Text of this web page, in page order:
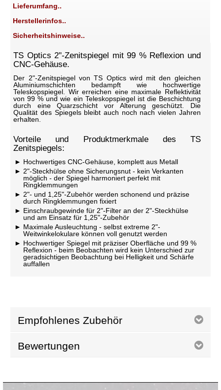
Lieferumfang..
Herstellerinfos..
Sicherheitshinweise..
TS Optics 2"-Zenitspiegel mit 99 % Reflexion und
CNC-Gehäuse.
Der 2"-Zenitspiegel von TS Optics wird mit den gleichen
Aluminiumschichten bedampft wie hochwertige
Teleskopspiegel. Wir erreichen eine maximale Reflektivität
von 99 % und wie ein Teleskopspiegel ist die Beschichtung
durch eine Quarzschicht vor Alterung geschützt. Die
Qualität des Spiegels bleibt auch noch nach vielen Jahren
erhalten.
Vorteile und Produktmerkmale des TS
Zenitspiegels:
Hochwertiges CNC-Gehäuse, komplett aus Metall
2"-Steckhülse ohne Sicherungsnut - kein Verkanten
möglich - der Spiegel harmoniert perfekt mit
Ringklemmungen
2"- und 1,25"-Zubehör werden schonend und präzise
durch Ringklemmungen fixiert
Einschraubgewinde für 2"-Filter an der 2"-Steckhülse
und am Einsatz für 1,25"-Zubehör
Maximale Ausleuchtung - selbst extreme 2"-
Weitwinkelokulare können voll genutzt werden
Hochwertiger Spiegel mit präziser Oberfläche und 99 %
Reflexion - beim Beobachten wird kein Unterschied zur
geradsichtigen Beobachtung bei Helligkeit und Schärfe
auffallen
Empfohlenes Zubehör
Bewertungen